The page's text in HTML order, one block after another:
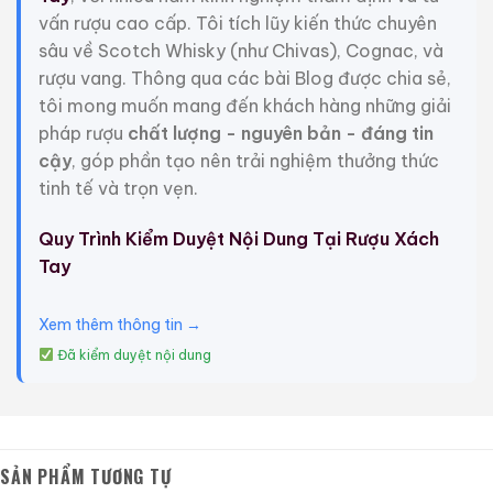
thẩm định rượu lâu năm, tôi sẽ đưa các bạn đi sâu
vào việc giải mã một trong những tuyệt tác độc đáo
nhất thập kỷ này:Rượu Mao Đài Quý Châu Ngũ Sao
– Cáp Họa Hữu Nghị 2021 (Kweichow Five Star
Moutai “Ge Hua You Yi” Edition 2021)
1. Ý Nghĩa Biểu Tượng: Khi “Quốc Tửu” Chuyên Chở
Thông Điệp Hòa Bình
Để thấu hiểu trọn vẹn giá trị của chai Mao Đài này,
trước tiên chúng ta phải giải mã được ngôn ngữ biểu
giấu trong thiết kế.
Nhãn hiệu Ngũ Sao (Five Star – 五星)
thiết kế chủ yếu cho mục đích xuất khẩu nhằm phù
hợp với thị hiếu phương Tây trong những năm 1950, thì
vấn rượu cao cấp. Tôi tích lũy kiến thức chuyên
sâu về Scotch Whisky (như Chivas), Cognac, và
rượu vang. Thông qua các bài Blog được chia sẻ,
tôi mong muốn mang đến khách hàng những giải
pháp rượu chất lượng - nguyên bản - đáng tin
cậy, góp phần tạo nên trải nghiệm thưởng thức
tinh tế và trọn vẹn.
Quy Trình Kiểm Duyệt Nội Dung Tại Rượu Xách
Tay
Xem thêm thông tin →
Đã kiểm duyệt nội dung
SẢN PHẨM TƯƠNG TỰ